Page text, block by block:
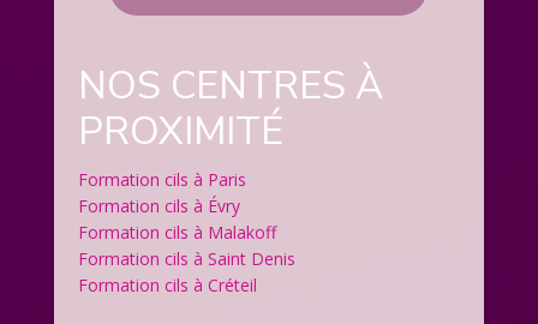
NOS CENTRES À
PROXIMITÉ
Formation cils à Paris
Formation cils à Évry
Formation cils à Malakoff
Formation cils à Saint Denis
Formation cils à Créteil